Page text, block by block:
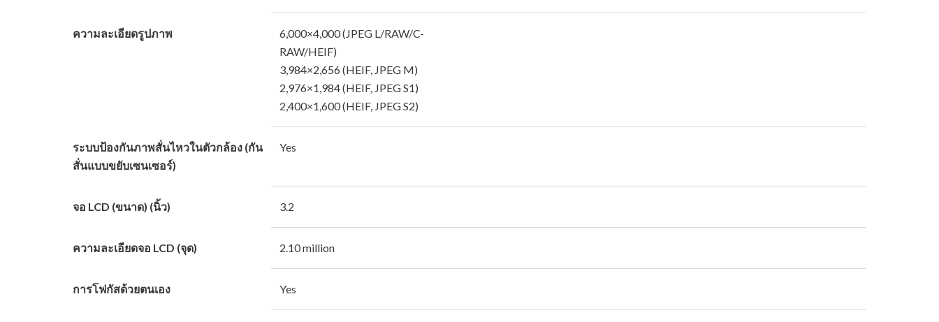
ความละเอียดรูปภาพ
6,000×4,000 (JPEG L/RAW/C-
RAW/HEIF)
3,984×2,656 (HEIF, JPEG M)
2,976×1,984 (HEIF, JPEG S1)
2,400×1,600 (HEIF, JPEG S2)
ระบบป้องกันภาพสั่นไหวในตัวกล้อง (กัน
สั่นแบบขยับเซนเซอร์)
Yes
จอ LCD (ขนาด) (นิ้ว) 3.2
ความละเอียดจอ LCD (จุด) 2.10 million
การโฟกัสด้วยตนเอง Yes